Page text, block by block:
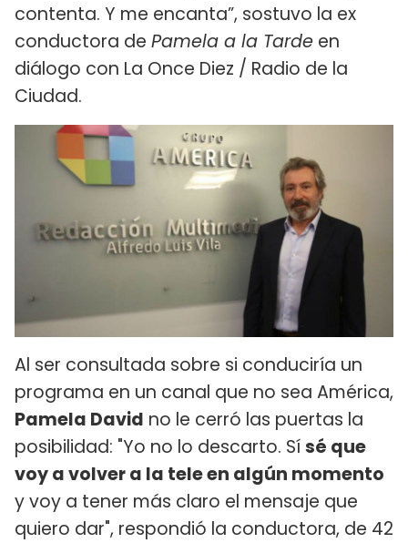
contenta. Y me encanta”, sostuvo la ex
conductora de Pamela a la Tarde en
diálogo con La Once Diez / Radio de la
Ciudad.
Al ser consultada sobre si conduciría un
programa en un canal que no sea América,
Pamela David no le cerró las puertas la
posibilidad: "Yo no lo descarto. Sísé que
voy a volver a la tele en algún momento
y voy a tener más claro el mensaje que
quiero dar", respondió la conductora, de 42